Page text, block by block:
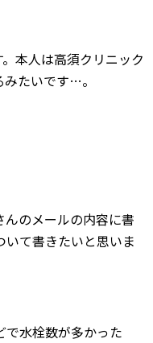
本人は高須クリニック
たいです…。
のメールの内容に書
て書きたいと思いま
水栓数が多かった